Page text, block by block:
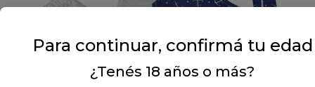
Para continuar, confirmá tu edad
¿Tenés 18 años o más?